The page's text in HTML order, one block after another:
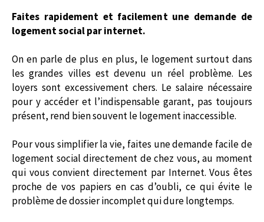
Faites rapidement et facilement une demande de
logement social par internet.
On en parle de plus en plus, le logement surtout dans
les grandes villes est devenu un réel problème. Les
loyers sont excessivement chers. Le salaire nécessaire
pour y accéder et l’indispensable garant, pas toujours
présent, rend bien souvent le logement inaccessible.
Pour vous simplifier la vie, faites une demande facile de
logement social directement de chez vous, au moment
qui vous convient directement par Internet. Vous êtes
proche de vos papiers en cas d’oubli, ce qui évite le
problème de dossier incomplet qui dure longtemps.